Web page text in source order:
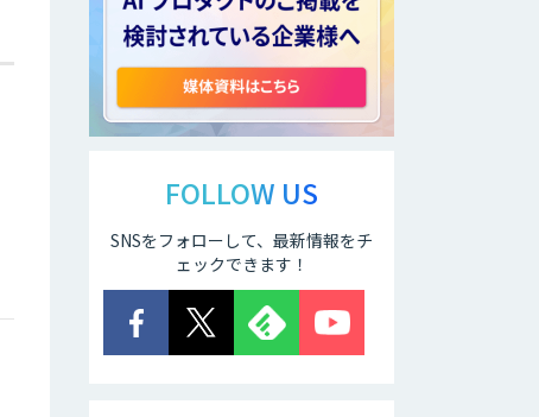
aiDAPTIV+
ELYZA Works
JAPAN AI
KNOWLEDGE
医療文書作成を効
率化する生成
FOLLOW US
SNSをフォローして、最新情報をチ
ェックできます！